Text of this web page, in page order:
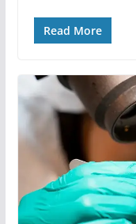
Read More